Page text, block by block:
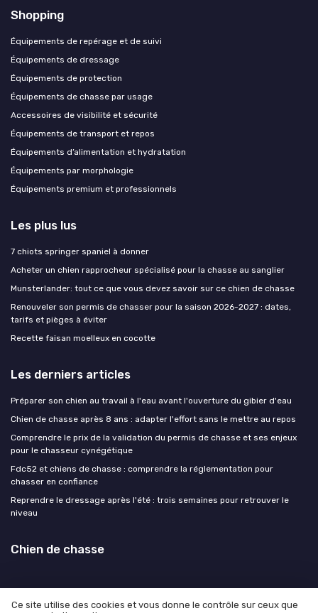
Shopping
Équipements de repérage et de suivi
Équipements de dressage
Équipements de protection
Équipements de chasse par usage
Accessoires de visibilité et sécurité
Équipements de transport et repos
Équipements d’alimentation et hydratation
Équipements par morphologie
Équipements premium et professionnels
Les plus lus
7 chiots springer spaniel à donner
Acheter un chien rapprocheur spécialisé pour la chasse au sanglier
Munsterlander: tout ce que vous devez savoir sur ce chien de chasse
Renouveler son permis de chasser pour la saison 2026-2027 : dates,
tarifs et pièges à éviter
Recette faisan moelleux en cocotte
Les derniers articles
Préparer son chien au travail à l'eau avant l'ouverture du gibier d'eau
Chien de chasse après 8 ans : adapter l'effort sans le mettre au repos
Comprendre le prix de la validation du permis de chasse et ses enjeux
pour le chasseur cynégétique
Fdc52 et chiens de chasse : comprendre la réglementation pour
chasser en confiance
Reprendre le dressage après l'été : trois semaines pour retrouver le
niveau
Chien de chasse
Ce site utilise des cookies et vous donne le contrôle sur ceux que